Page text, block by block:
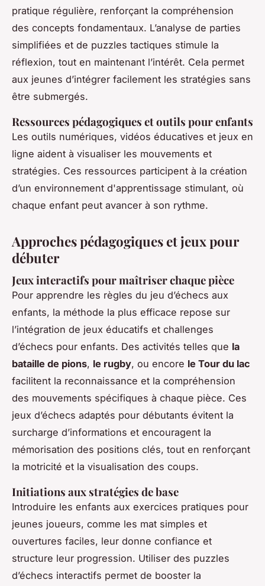
pratique régulière, renforçant la compréhension
des concepts fondamentaux. L’analyse de parties
simplifiées et de puzzles tactiques stimule la
réflexion, tout en maintenant l’intérêt. Cela permet
aux jeunes d’intégrer facilement les stratégies sans
être submergés.
Ressources pédagogiques et outils pour enfants
Les outils numériques, vidéos éducatives et jeux en
ligne aident à visualiser les mouvements et
stratégies. Ces ressources participent à la création
d’un environnement d'apprentissage stimulant, où
chaque enfant peut avancer à son rythme.
Approches pédagogiques et jeux pour
débuter
Jeux interactifs pour maîtriser chaque pièce
Pour apprendre les règles du jeu d’échecs aux
enfants, la méthode la plus efficace repose sur
l’intégration de jeux éducatifs et challenges
d’échecs pour enfants. Des activités telles que la
bataille de pions, le rugby, ou encore le Tour du lac
facilitent la reconnaissance et la compréhension
des mouvements spécifiques à chaque pièce. Ces
jeux d’échecs adaptés pour débutants évitent la
surcharge d’informations et encouragent la
mémorisation des positions clés, tout en renforçant
la motricité et la visualisation des coups.
Initiations aux stratégies de base
Introduire les enfants aux exercices pratiques pour
jeunes joueurs, comme les mat simples et
ouvertures faciles, leur donne confiance et
structure leur progression. Utiliser des puzzles
d’échecs interactifs permet de booster la